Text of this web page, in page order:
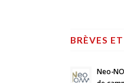
BRÈVES
Neo-